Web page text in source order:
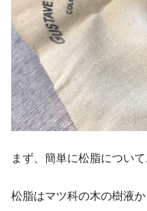
まず、簡単に松脂について
松脂はマツ科の木の樹液